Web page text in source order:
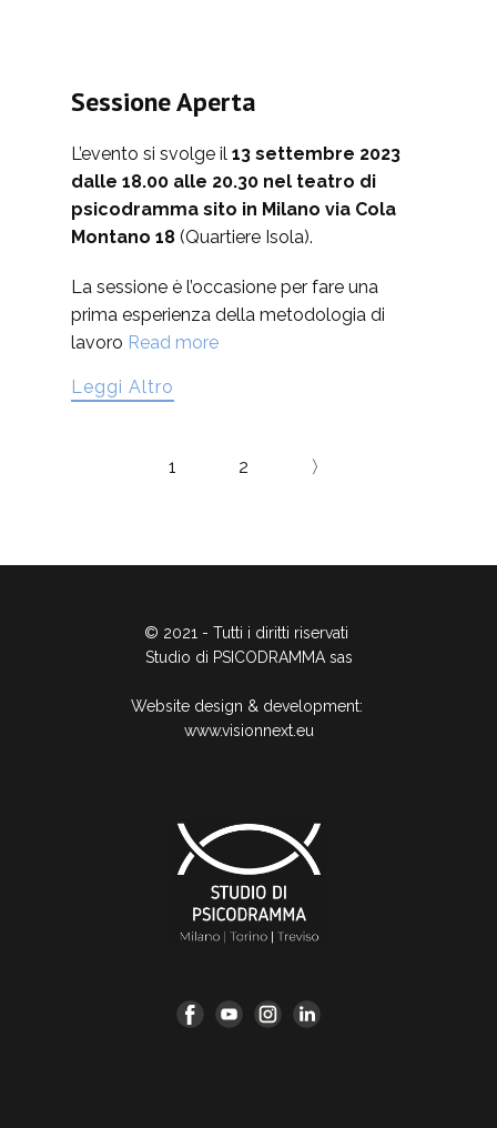
Sessione Aperta
L’evento si svolge il 13 settembre 2023
dalle 18.00 alle 20.30 nel teatro di
psicodramma sito in Milano via Cola
Montano 18 (Quartiere Isola).
La sessione è l’occasione per fare una
prima esperienza della metodologia di
lavoro Read more
Leggi Altro
1 2 〉
© 2021 - Tutti i diritti riservati
Studio di PSICODRAMMA sas
Website design & development:
www.visionnext.eu